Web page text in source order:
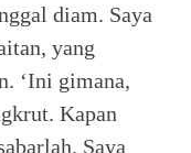
diam. Saya
yang
‘Ini gimana,
Kapan
Saya